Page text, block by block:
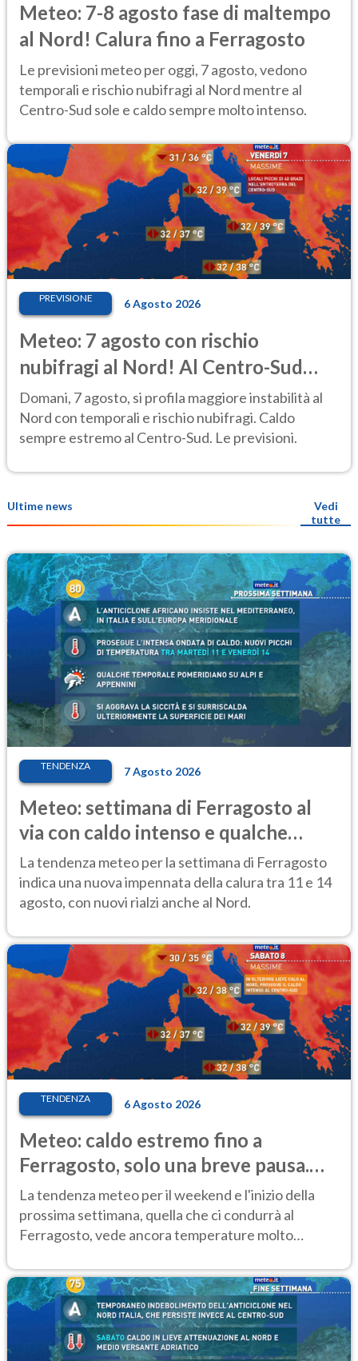
Meteo: 7-8 agosto fase di maltempo
al Nord! Calura fino a Ferragosto
Le previsioni meteo per oggi, 7 agosto, vedono
temporali e rischio nubifragi al Nord mentre al
Centro-Sud sole e caldo sempre molto intenso.
PREVISIONE 6 Agosto 2026
Meteo: 7 agosto con rischio
nubifragi al Nord! Al Centro-Sud
caldo estremo
Domani, 7 agosto, si profila maggiore instabilità al
Nord con temporali e rischio nubifragi. Caldo
sempre estremo al Centro-Sud. Le previsioni.
Ultime news
Vedi
tutte
TENDENZA 7 Agosto 2026
Meteo: settimana di Ferragosto al
via con caldo intenso e qualche
temporale
La tendenza meteo per la settimana di Ferragosto
indica una nuova impennata della calura tra 11 e 14
agosto, con nuovi rialzi anche al Nord.
TENDENZA 6 Agosto 2026
Meteo: caldo estremo fino a
Ferragosto, solo una breve pausa.
Ecco dove
La tendenza meteo per il weekend e l'inizio della
prossima settimana, quella che ci condurrà al
Ferragosto, vede ancora temperature molto